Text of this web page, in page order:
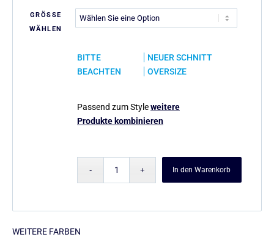
GRÖSSE
WÄHLEN
BITTE
BEACHTEN
NEUER SCHNITT
OVERSIZE
Passend zum Styleweitere
Produkte kombinieren
In den Warenkorb
WEITERE FARBEN